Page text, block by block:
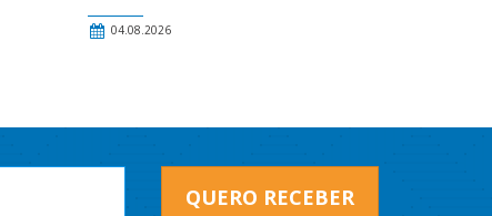
04.08.2026
QUERO RECEBER